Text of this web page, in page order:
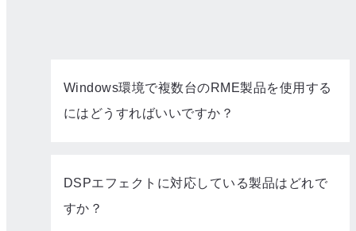
Windows環境で複数台のRME製品を使用する
にはどうすればいいですか？
DSPエフェクトに対応している製品はどれで
すか？